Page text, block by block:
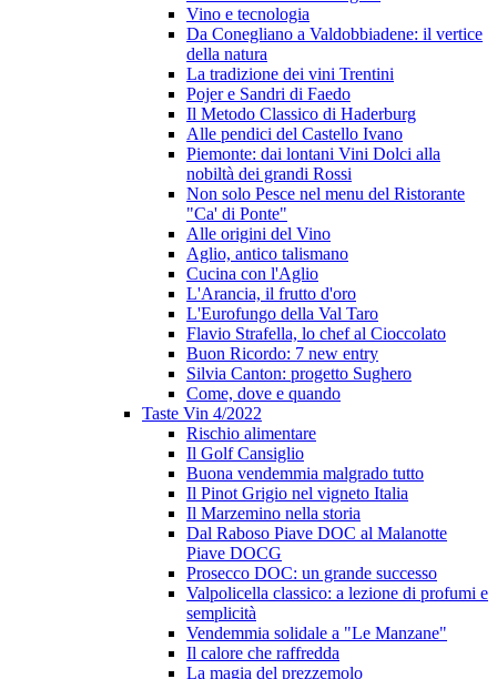
Vino e tecnologia
Da Conegliano a Valdobbiadene: il vertice
della natura
La tradizione dei vini Trentini
Pojer e Sandri di Faedo
Il Metodo Classico di Haderburg
Alle pendici del Castello Ivano
Piemonte: dai lontani Vini Dolci alla
nobiltà dei grandi Rossi
Non solo Pesce nel menu del Ristorante
"Ca' di Ponte"
Alle origini del Vino
Aglio, antico talismano
Cucina con l'Aglio
L'Arancia, il frutto d'oro
L'Eurofungo della Val Taro
Flavio Strafella, lo chef al Cioccolato
Buon Ricordo: 7 new entry
Silvia Canton: progetto Sughero
Come, dove e quando
Taste Vin 4/2022
Rischio alimentare
Il Golf Cansiglio
Buona vendemmia malgrado tutto
Il Pinot Grigio nel vigneto Italia
Il Marzemino nella storia
Dal Raboso Piave DOC al Malanotte
Piave DOCG
Prosecco DOC: un grande successo
Valpolicella classico: a lezione di profumi e
semplicità
Vendemmia solidale a "Le Manzane"
Il calore che raffredda
La magia del prezzemolo